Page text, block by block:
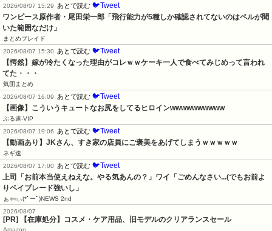
2026/08/07 15:29
あとで読む 🐦Tweet
ワンピース原作者・尾田栄一郎「飛行能力が5種しか確認されてないのはペルが聞
いた範囲なだけ」
まとめブレイド
2026/08/07 15:30
あとで読む 🐦Tweet
【愕然】嫁が冷たくなった理由がコレｗｗケーキ一人で食べてみじめって言われ
てた・・・
気団まとめ
2026/08/07 16:09
あとで読む 🐦Tweet
【画像】こういうキュートなお尻をしてるヒロインwwwwwwwwww
ぶる速-VIP
2026/08/07 19:06
あとで読む 🐦Tweet
【動画あり】JKさん、すき家の店員にご褒美をあげてしまうｗｗｗｗｗ
ネギ速
2026/08/07 17:00
あとで読む 🐦Tweet
上司「お前本当使えねえな。やる気あんの？」ワイ「ごめんなさい...(でもお前よ
りベイブレード強いし」
ぁゃιぃ(*ﾟーﾟ)NEWS 2nd
2026/08/07
[PR] 【在庫処分】コスメ・ケア用品、旧モデルのクリアランスセール
Amazon